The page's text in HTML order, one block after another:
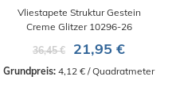
Vliestapete Struktur Gestein
Creme Glitzer 10296-26
36,45 €
21,95 €
Grundpreis: 4,12 € / Quadratmeter